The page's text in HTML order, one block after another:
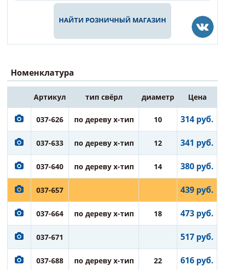
НАЙТИ РОЗНИЧНЫЙ МАГАЗИН
Номенклатура
Артикул тип свёрл диаметр Цена
037-626 по дереву х-тип 10 314 руб.
037-633 по дереву х-тип 12 341 руб.
037-640 по дереву х-тип 14 380 руб.
037-657 439 руб.
037-664 по дереву х-тип 18 473 руб.
037-671 517 руб.
037-688 по дереву х-тип 22 616 руб.